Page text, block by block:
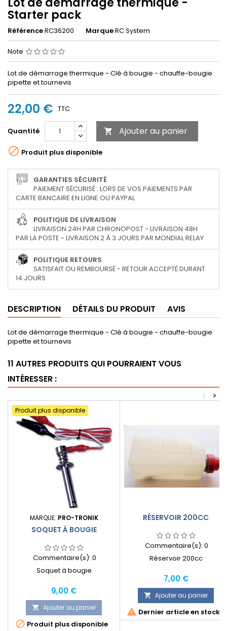
Starter pack
RéférenceRC36200 MarqueRC System
Note
Lot de démarrage thermique - Clé à bougie - chauffe-bougie
pipette et tournevis
22,00 € TTC
Quantité  Ajouter au panier
 Produit plus disponible
GARANTIES SÉCURITÉ
PAIEMENT SÉCURISÉ : LORS DE VOS PAIEMENTS PAR
CARTE BANCAIRE EN LIGNE OU PAYPAL
POLITIQUE DE LIVRAISON
LIVRAISON 24H PAR CHRONOPOST - LIVRAISON 48H
PAR LA POSTE - LIVRAISON 2 À 3 JOURS PAR MONDIAL RELAY
POLITIQUE RETOURS
SATISFAIT OU REMBOURSÉ - RETOUR ACCEPTÉ DURANT
14 JOURS
DESCRIPTION DÉTAILS DU PRODUIT AVIS
Lot de démarrage thermique - Clé à bougie - chauffe-bougie
pipette et tournevis
11 AUTRES PRODUITS QUI POURRAIENT VOUS
INTÉRESSER :
>
<
Produit plus disponible
MARQUE: PRO-TRONIK
SOQUET À BOUGIE
Commentaire(s): 0
Soquet à bougie
Prix
9,00 €
 Ajouter au panier
 Produit plus disponible
RÉSERVOIR 200CC
Commentaire(s): 0
Réservoir 200cc
Prix
7,00 €
 Ajouter au panier
 Dernier article en stock